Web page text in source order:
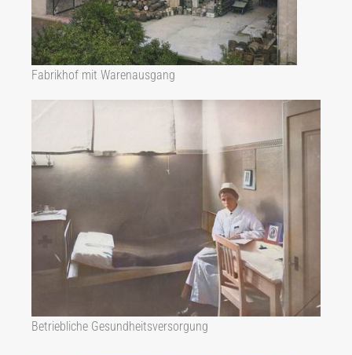
Fabrikhof mit Warenausgang
Betriebliche Gesundheitsversorgung